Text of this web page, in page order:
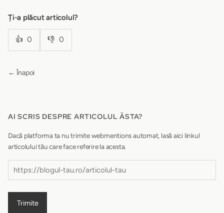
Ți-a plăcut articolul?
👍 0 👎 0
← Înapoi
AI SCRIS DESPRE ARTICOLUL ĂSTA?
Dacă platforma ta nu trimite webmentions automat, lasă aici linkul
articolului tău care face referire la acesta.
Trimite